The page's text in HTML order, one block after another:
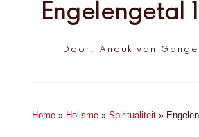
Engelengetal
Door: Anouk van
Home » Holisme » Spiritualiteit »